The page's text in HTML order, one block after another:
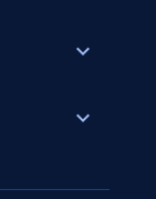
expand_more
expand_more